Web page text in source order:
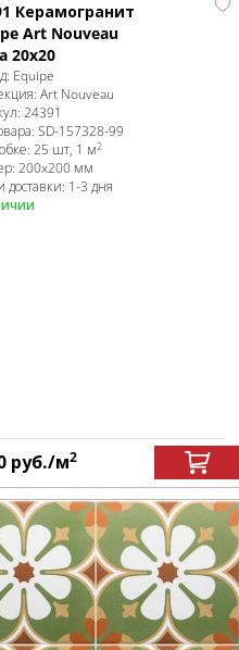
Керамогранит
Art Nouveau
20x20
Equipe
Art Nouveau
24391
SD-157328-99
: 25 шт, 1 м2
200x200 мм
доставки: 1-3 дня
руб./м2